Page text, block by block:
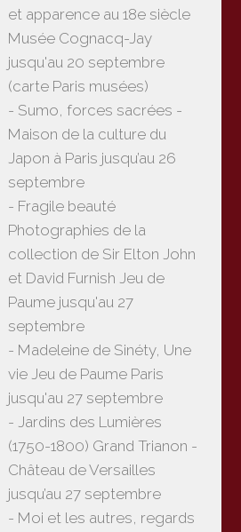
et apparence au 18e siècle
Musée Cognacq-Jay
jusqu'au 20 septembre
(carte Paris musées)
- Sumo, forces sacrées -
Maison de la culture du
Japon à Paris jusqu’au 26
septembre
- Fragile beauté
Photographies de la
collection de Sir Elton John
et David Furnish Jeu de
Paume jusqu'au 27
septembre
- Madeleine de Sinéty, Une
vie Jeu de Paume Paris
jusqu'au 27 septembre
- Jardins des Lumières
(1750-1800) Grand Trianon -
Château de Versailles
jusqu’au 27 septembre
- Moi et les autres, regards